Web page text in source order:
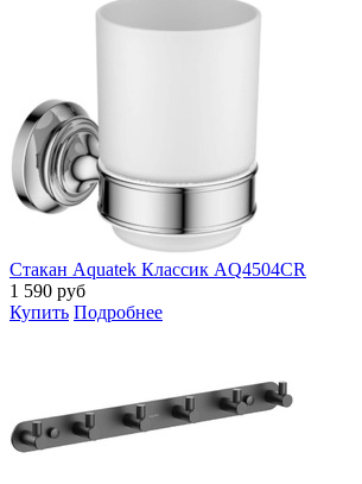
Стакан Aquatek Классик AQ4504CR
1 590 руб
Купить Подробнее